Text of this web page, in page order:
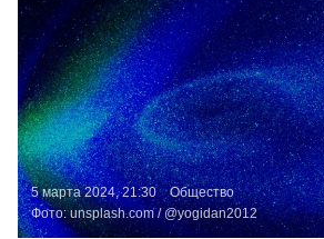
5 марта 2024, 21:30
Общество
Фото:unsplash.com/ @yogidan2012